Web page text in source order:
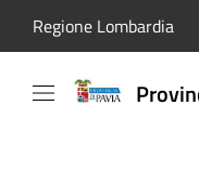
Regione Lombardia